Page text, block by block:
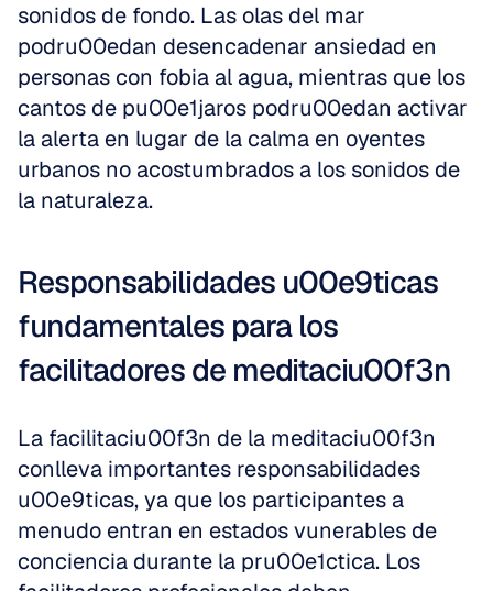
sonidos de fondo. Las olas del mar
podru00edan desencadenar ansiedad en
personas con fobia al agua, mientras que los
cantos de pu00e1jaros podru00edan activar
la alerta en lugar de la calma en oyentes
urbanos no acostumbrados a los sonidos de
la naturaleza.
Responsabilidades u00e9ticas
fundamentales para los
facilitadores de meditaciu00f3n
La facilitaciu00f3n de la meditaciu00f3n
conlleva importantes responsabilidades
u00e9ticas, ya que los participantes a
menudo entran en estados vunerables de
conciencia durante la pru00e1ctica. Los